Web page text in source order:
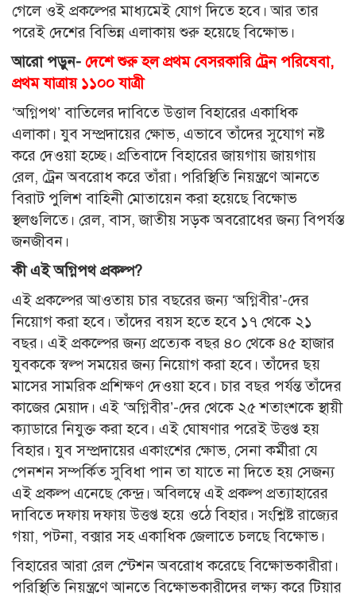
গেলে ওই প্রকল্পের মাধ্যমেই যোগ দিতে হবে। আর তার
পরেই দেশের বিভিন্ন এলাকায় শুরু হয়েছে বিক্ষোভ।
আরো পড়ুন- দেশে শুরু হল প্রথম বেসরকারি ট্রেন পরিষেবা,
প্রথম যাত্রায় ১১০০ যাত্রী
‘অগ্নিপথ’ বাতিলের দাবিতে উত্তাল বিহারের একাধিক
এলাকা। যুব সম্প্রদায়ের ক্ষোভ, এভাবে তাঁদের সুযোগ নষ্ট
করে দেওয়া হচ্ছে। প্রতিবাদে বিহারের জায়গায় জায়গায়
রেল, ট্রেন অবরোধ করে তাঁরা। পরিস্থিতি নিয়ন্ত্রণে আনতে
বিরাট পুলিশ বাহিনী মোতায়েন করা হয়েছে বিক্ষোভ
স্থলগুলিতে। রেল, বাস, জাতীয় সড়ক অবরোধের জন্য বিপর্যস্ত
জনজীবন।
কী এই অগ্নিপথ প্রকল্প?
এই প্রকল্পের আওতায় চার বছরের জন্য ‘অগ্নিবীর’-দের
নিয়োগ করা হবে। তাঁদের বয়স হতে হবে ১৭ থেকে ২১
বছর। এই প্রকল্পের জন্য প্রত্যেক বছর ৪০ থেকে ৪৫ হাজার
যুবককে স্বল্প সময়ের জন্য নিয়োগ করা হবে। তাঁদের ছয়
মাসের সামরিক প্রশিক্ষণ দেওয়া হবে। চার বছর পর্যন্ত তাঁদের
কাজের মেয়াদ। এই ‘অগ্নিবীর’-দের থেকে ২৫ শতাংশকে স্থায়ী
ক্যাডারে নিযুক্ত করা হবে। এই ঘোষণার পরেই উত্তপ্ত হয়
বিহার। যুব সম্প্রদায়ের একাংশের ক্ষোভ, সেনা কর্মীরা যে
পেনশন সম্পর্কিত সুবিধা পান তা যাতে না দিতে হয় সেজন্য
এই প্রকল্প এনেছে কেন্দ্র। অবিলম্বে এই প্রকল্প প্রত্যাহারের
দাবিতে দফায় দফায় উত্তপ্ত হয়ে ওঠে বিহার। সংশ্লিষ্ট রাজ্যের
গয়া, পটনা, বক্সার সহ একাধিক জেলাতে চলছে বিক্ষোভ।
বিহারের আরা রেল স্টেশন অবরোধ করেছে বিক্ষোভকারীরা।
পরিস্থিতি নিয়ন্ত্রণে আনতে বিক্ষোভকারীদের লক্ষ্য করে টিয়ার